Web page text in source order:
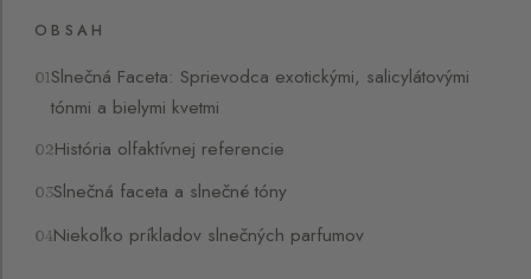
OBSAH
Slnečná Faceta: Sprievodca exotickými, salicylátovými
tónmi a bielymi kvetmi
História olfaktívnej referencie
Slnečná faceta a slnečné tóny
Niekoľko príkladov slnečných parfumov